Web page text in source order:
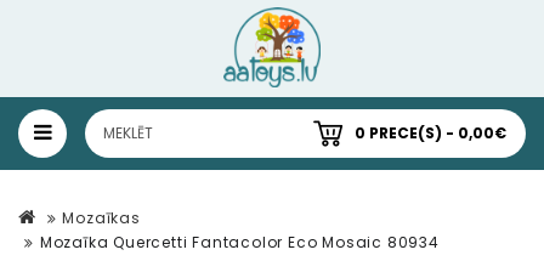
0 PRECE(S) - 0,00€
Mozaīkas
Mozaīka Quercetti Fantacolor Eco Mosaic 80934